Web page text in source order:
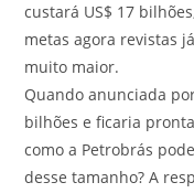
custará US$ 17
metas agora revistas
muito maior.
Quando anunciada
bilhões e ficaria
como a Petrobrás
desse tamanho? A